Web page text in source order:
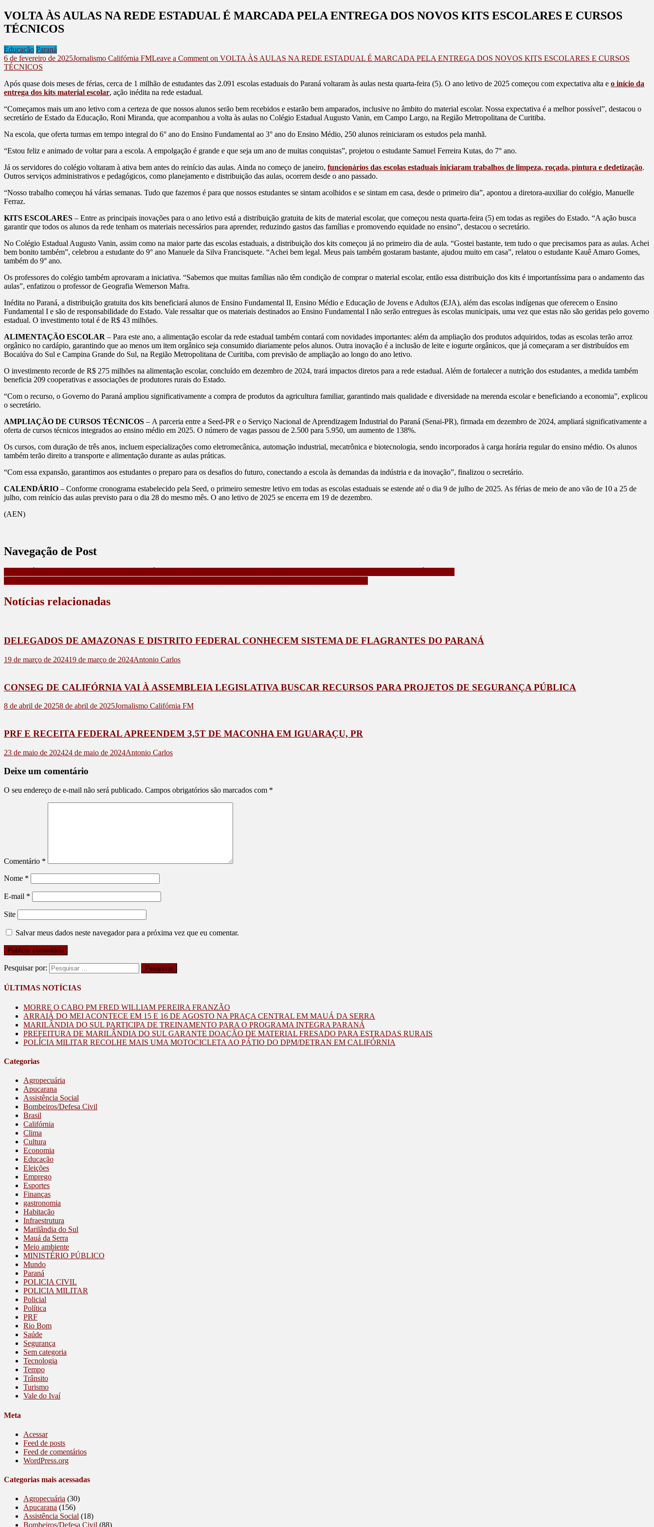
VOLTA ÀS AULAS NA REDE ESTADUAL É MARCADA PELA ENTREGA DOS NOVOS KITS ESCOLARES E CURSOS
TÉCNICOS
Educação Paraná
6 de fevereiro de 2025Jornalismo Califórnia FMLeave a Comment on VOLTA ÀS AULAS NA REDE ESTADUAL É MARCADA PELA ENTREGA DOS NOVOS KITS ESCOLARES E CURSOS
TÉCNICOS
Após quase dois meses de férias, cerca de 1 milhão de estudantes das 2.091 escolas estaduais do Paraná voltaram às aulas nesta quarta-feira (5). O ano letivo de 2025 começou com expectativa alta e o início da
entrega dos kits material escolar, ação inédita na rede estadual.
“Começamos mais um ano letivo com a certeza de que nossos alunos serão bem recebidos e estarão bem amparados, inclusive no âmbito do material escolar. Nossa expectativa é a melhor possível”, destacou o
secretário de Estado da Educação, Roni Miranda, que acompanhou a volta às aulas no Colégio Estadual Augusto Vanin, em Campo Largo, na Região Metropolitana de Curitiba.
Na escola, que oferta turmas em tempo integral do 6° ano do Ensino Fundamental ao 3° ano do Ensino Médio, 250 alunos reiniciaram os estudos pela manhã.
“Estou feliz e animado de voltar para a escola. A empolgação é grande e que seja um ano de muitas conquistas”, projetou o estudante Samuel Ferreira Kutas, do 7° ano.
Já os servidores do colégio voltaram à ativa bem antes do reinício das aulas. Ainda no começo de janeiro, funcionários das escolas estaduais iniciaram trabalhos de limpeza, roçada, pintura e dedetização.
Outros serviços administrativos e pedagógicos, como planejamento e distribuição das aulas, ocorrem desde o ano passado.
“Nosso trabalho começou há várias semanas. Tudo que fazemos é para que nossos estudantes se sintam acolhidos e se sintam em casa, desde o primeiro dia”, apontou a diretora-auxiliar do colégio, Manuelle
Ferraz.
KITS ESCOLARES – Entre as principais inovações para o ano letivo está a distribuição gratuita de kits de material escolar, que começou nesta quarta-feira (5) em todas as regiões do Estado. “A ação busca
garantir que todos os alunos da rede tenham os materiais necessários para aprender, reduzindo gastos das famílias e promovendo equidade no ensino”, destacou o secretário.
No Colégio Estadual Augusto Vanin, assim como na maior parte das escolas estaduais, a distribuição dos kits começou já no primeiro dia de aula. “Gostei bastante, tem tudo o que precisamos para as aulas. Achei
bem bonito também”, celebrou a estudante do 9° ano Manuele da Silva Francisquete. “Achei bem legal. Meus pais também gostaram bastante, ajudou muito em casa”, relatou o estudante Kauê Amaro Gomes,
também do 9° ano.
Os professores do colégio também aprovaram a iniciativa. “Sabemos que muitas famílias não têm condição de comprar o material escolar, então essa distribuição dos kits é importantíssima para o andamento das
aulas”, enfatizou o professor de Geografia Wemerson Mafra.
Inédita no Paraná, a distribuição gratuita dos kits beneficiará alunos de Ensino Fundamental II, Ensino Médio e Educação de Jovens e Adultos (EJA), além das escolas indígenas que oferecem o Ensino
Fundamental I e são de responsabilidade do Estado. Vale ressaltar que os materiais destinados ao Ensino Fundamental I não serão entregues às escolas municipais, uma vez que estas não são geridas pelo governo
estadual. O investimento total é de R$ 43 milhões.
ALIMENTAÇÃO ESCOLAR – Para este ano, a alimentação escolar da rede estadual também contará com novidades importantes: além da ampliação dos produtos adquiridos, todas as escolas terão arroz
orgânico no cardápio, garantindo que ao menos um item orgânico seja consumido diariamente pelos alunos. Outra inovação é a inclusão de leite e iogurte orgânicos, que já começaram a ser distribuídos em
Bocaiúva do Sul e Campina Grande do Sul, na Região Metropolitana de Curitiba, com previsão de ampliação ao longo do ano letivo.
O investimento recorde de R$ 275 milhões na alimentação escolar, concluído em dezembro de 2024, trará impactos diretos para a rede estadual. Além de fortalecer a nutrição dos estudantes, a medida também
beneficia 209 cooperativas e associações de produtores rurais do Estado.
“Com o recurso, o Governo do Paraná ampliou significativamente a compra de produtos da agricultura familiar, garantindo mais qualidade e diversidade na merenda escolar e beneficiando a economia”, explicou
o secretário.
AMPLIAÇÃO DE CURSOS TÉCNICOS – A parceria entre a Seed-PR e o Serviço Nacional de Aprendizagem Industrial do Paraná (Senai-PR), firmada em dezembro de 2024, ampliará significativamente a
oferta de cursos técnicos integrados ao ensino médio em 2025. O número de vagas passou de 2.500 para 5.950, um aumento de 138%.
Os cursos, com duração de três anos, incluem especializações como eletromecânica, automação industrial, mecatrônica e biotecnologia, sendo incorporados à carga horária regular do ensino médio. Os alunos
também terão direito a transporte e alimentação durante as aulas práticas.
“Com essa expansão, garantimos aos estudantes o preparo para os desafios do futuro, conectando a escola às demandas da indústria e da inovação”, finalizou o secretário.
CALENDÁRIO – Conforme cronograma estabelecido pela Seed, o primeiro semestre letivo em todas as escolas estaduais se estende até o dia 9 de julho de 2025. As férias de meio de ano vão de 10 a 25 de
julho, com reinício das aulas previsto para o dia 28 do mesmo mês. O ano letivo de 2025 se encerra em 19 de dezembro.
(AEN)
Navegação de Post
Notícias relacionadas
DELEGADOS DE AMAZONAS E DISTRITO FEDERAL CONHECEM SISTEMA DE FLAGRANTES DO PARANÁ
19 de março de 202419 de março de 2024Antonio Carlos
CONSEG DE CALIFÓRNIA VAI À ASSEMBLEIA LEGISLATIVA BUSCAR RECURSOS PARA PROJETOS DE SEGURANÇA PÚBLICA
8 de abril de 20258 de abril de 2025Jornalismo Califórnia FM
PRF E RECEITA FEDERAL APREENDEM 3,5T DE MACONHA EM IGUARAÇU, PR
23 de maio de 202424 de maio de 2024Antonio Carlos
Deixe um comentário
O seu endereço de e-mail não será publicado. Campos obrigatórios são marcados com *
Comentário *
Nome *
E-mail *
Site
Salvar meus dados neste navegador para a próxima vez que eu comentar.
Pesquisar por:
ÚLTIMAS NOTÍCIAS
MORRE O CABO PM FRED WILLIAM PEREIRA FRANZÃO
ARRAIÁ DO MEI ACONTECE EM 15 E 16 DE AGOSTO NA PRAÇA CENTRAL EM MAUÁ DA SERRA
MARILÂNDIA DO SUL PARTICIPA DE TREINAMENTO PARA O PROGRAMA INTEGRA PARANÁ
PREFEITURA DE MARILÂNDIA DO SUL GARANTE DOAÇÃO DE MATERIAL FRESADO PARA ESTRADAS RURAIS
POLÍCIA MILITAR RECOLHE MAIS UMA MOTOCICLETA AO PÁTIO DO DPM/DETRAN EM CALIFÓRNIA
Categorias
Agropecuária
Apucarana
Assistência Social
Bombeiros/Defesa Civil
Brasil
Califórnia
Clima
Cultura
Economia
Educação
Eleições
Emprego
Esportes
Finanças
gastronomia
Habitação
Infraestrutura
Marilândia do Sul
Mauá da Serra
Meio ambiente
MINISTÉRIO PÚBLICO
Mundo
Paraná
POLICIA CIVIL
POLICIA MILITAR
Policial
Política
PRF
Rio Bom
Saúde
Segurança
Sem categoria
Tecnologia
Tempo
Trânsito
Turismo
Vale do Ivaí
Meta
Acessar
Feed de posts
Feed de comentários
WordPress.org
Categorias mais acessadas
Agropecuária (30)
Apucarana (156)
Assistência Social (18)
Bombeiros/Defesa Civil (88)